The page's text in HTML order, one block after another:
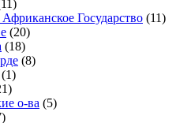
Государство (11)
(20)
(18)
(8)
(1)
о-ва (5)